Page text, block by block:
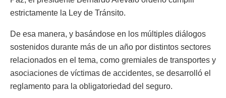
estrictamente la Ley de Tránsito.
De esa manera, y basándose en los múltiples diálogos
sostenidos durante más de un año por distintos sectores
relacionados en el tema, como gremiales de transportes y
asociaciones de víctimas de accidentes, se desarrolló el
reglamento para la obligatoriedad del seguro.